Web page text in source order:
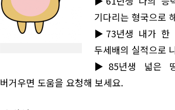
기다리는 형국으로
▶73년생 내가 한
두세배의 실적으로
▶85년생 넓은 땅
버거우면 도움을 요청해 보세요.